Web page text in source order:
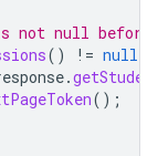
is not null
() != null
.
();